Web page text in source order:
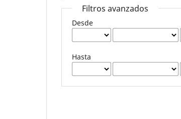
Filtros avanzados
Desde
Hasta